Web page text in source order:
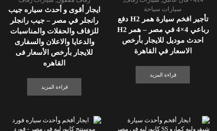
سيارات سياحة
تأجير افخم سيارة همر H2 دفع
رباعي 4×4 في مصر – همر H2
احدث موديل للايجار بأرخص
الاسعار في القاهرة
قراءة المزيد
ايجار أقوى و أحدث سياره جيب
رانجلر في مصر – جيب رانجلر
للزفاف والحفلات والمناسبات
والدعايا والاعلان والسفارى
للايجار بأرخص الأسعار فى
القاهره
قراءة المزيد